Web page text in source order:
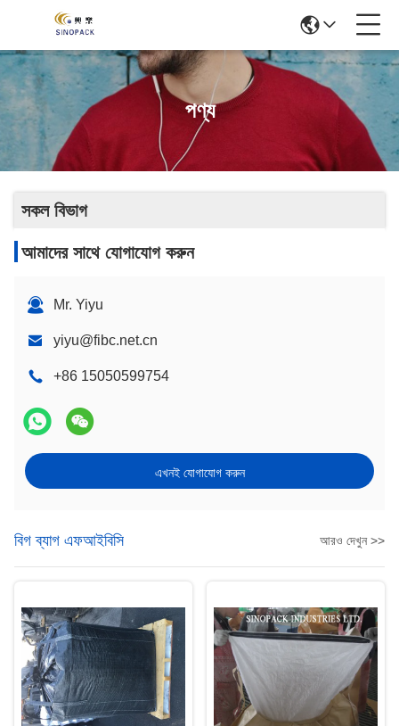
পণ্য
সকল বিভাগ
আমাদের সাথে যোগাযোগ করুন
Mr. Yiyu
yiyu@fibc.net.cn
+86 15050599754
এখনই যোগাযোগ করুন
বিগ ব্যাগ এফআইবিসি আরও দেখুন >>